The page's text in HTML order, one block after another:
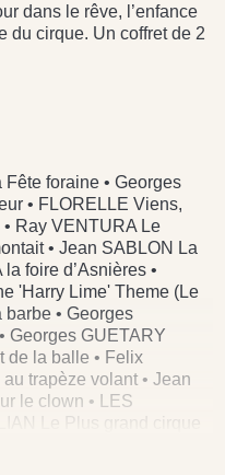
dans le rêve, l’enfance
du cirque. Un coffret de 2
foraine • Georges
• FLORELLE Viens,
Ray VENTURA Le
• Jean SABLON La
foire d’Asnières •
'Harry Lime' Theme (Le
• Georges
Georges GUETARY
de la balle • Felix
trapèze volant • Jean
le clown • LES
Le Plus grand cirque